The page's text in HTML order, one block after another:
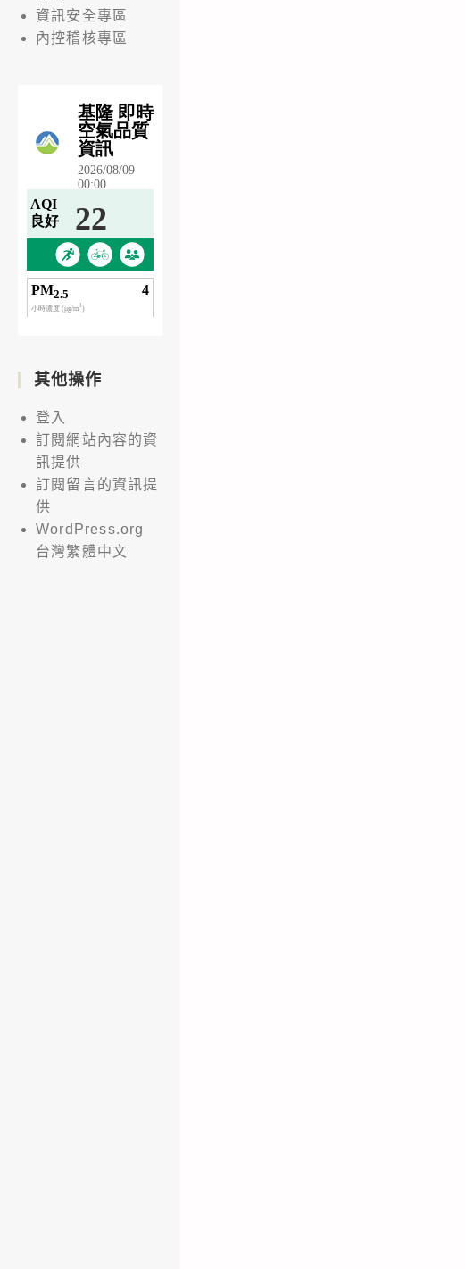
資訊安全專區
內控稽核專區
其他操作
登入
訂閱網站內容的資
訊提供
訂閱留言的資訊提
供
WordPress.org
台灣繁體中文